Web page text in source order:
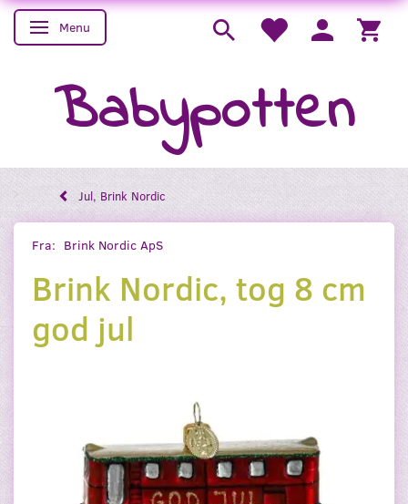
Skifte navigation
Menu
Babypotten
Jul, Brink Nordic
Fra: Brink Nordic ApS
Brink Nordic, tog 8 cm
god jul